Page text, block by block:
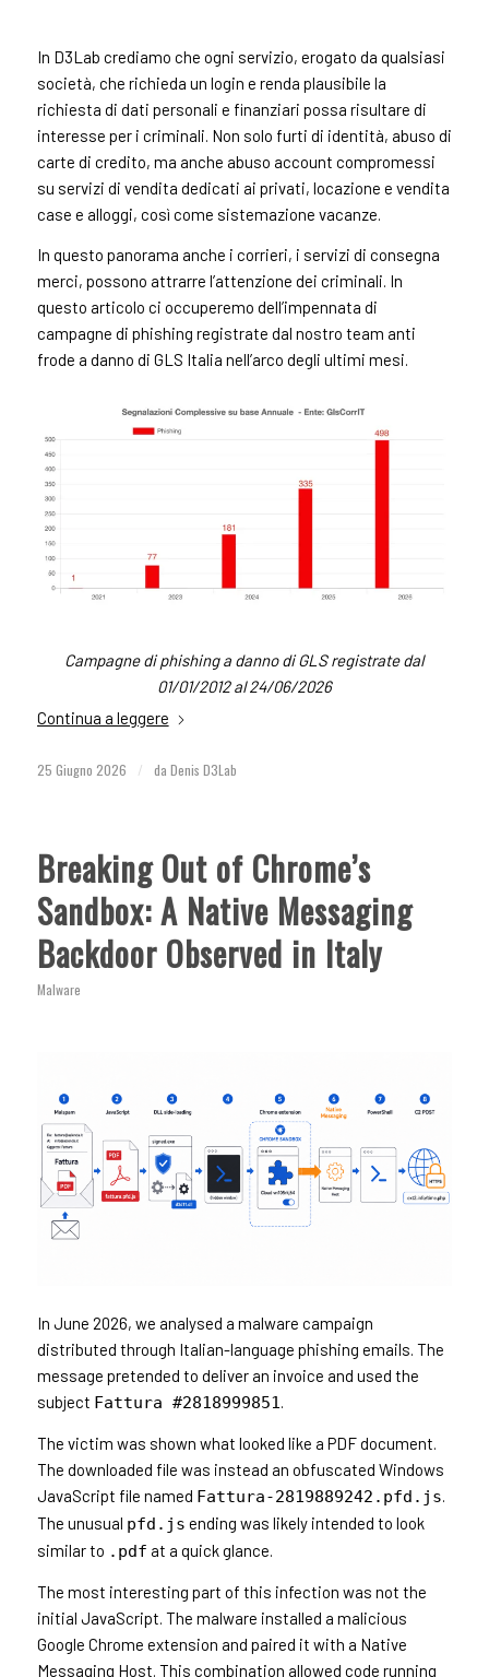
In D3Lab crediamo che ogni servizio, erogato da qualsiasi
società, che richieda un login e renda plausibile la
richiesta di dati personali e finanziari possa risultare di
interesse per i criminali. Non solo furti di identità, abuso di
carte di credito, ma anche abuso account compromessi
su servizi di vendita dedicati ai privati, locazione e vendita
case e alloggi, così come sistemazione vacanze.
In questo panorama anche i corrieri, i servizi di consegna
merci, possono attrarre l’attenzione dei criminali. In
questo articolo ci occuperemo dell’impennata di
campagne di phishing registrate dal nostro team anti
frode a danno di GLS Italia nell’arco degli ultimi mesi.
Campagne di phishing a danno di GLS registrate dal
01/01/2012 al 24/06/2026
Continua a leggere
25 Giugno 2026 / da Denis D3Lab
Breaking Out of Chrome’s
Sandbox: A Native Messaging
Backdoor Observed in Italy
Malware
In June 2026, we analysed a malware campaign
distributed through Italian-language phishing emails. The
message pretended to deliver an invoice and used the
subject Fattura #2818999851.
The victim was shown what looked like a PDF document.
The downloaded file was instead an obfuscated Windows
JavaScript file named Fattura-2819889242.pfd.js.
The unusual pfd.js ending was likely intended to look
similar to .pdf at a quick glance.
The most interesting part of this infection was not the
initial JavaScript. The malware installed a malicious
Google Chrome extension and paired it with a Native
Messaging Host. This combination allowed code running